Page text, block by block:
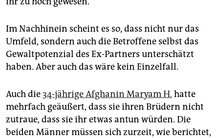
Im Nachhinein scheint es so, dass nicht nur das
Umfeld, sondern auch die Betroffene selbst das
Gewaltpotenzial des Ex-Partners unterschätzt
haben. Aber auch das wäre kein Einzelfall.
Auch die 34-jährige Afghanin Maryam H. hatte
mehrfach geäußert, dass sie ihren Brüdern nicht
zutraue, dass sie ihr etwas antun würden. Die
beiden Männer müssen sich zurzeit, wie berichtet,